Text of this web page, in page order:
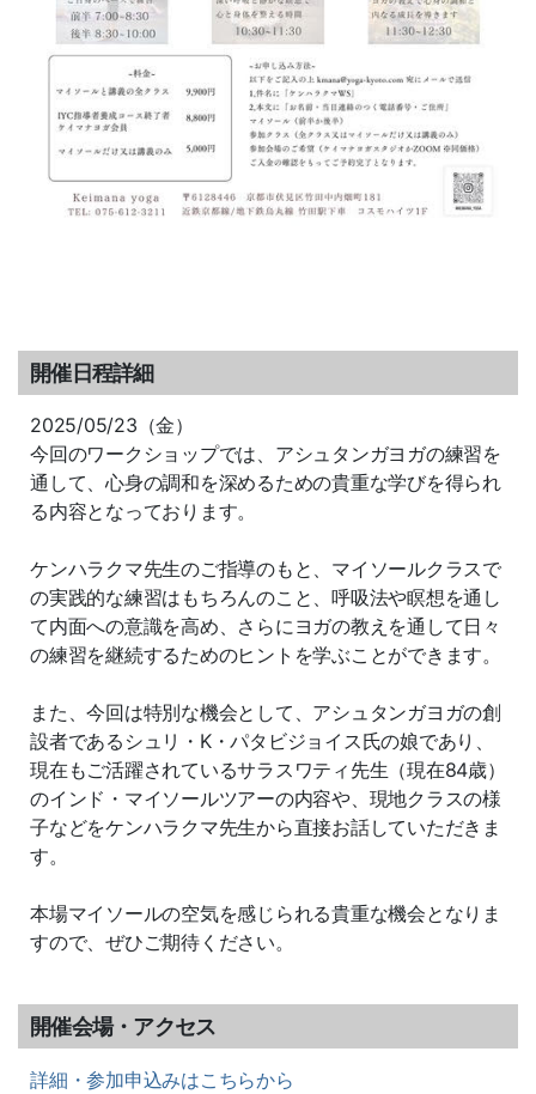
開催日程詳細
2025/05/23（金）
今回のワークショップでは、アシュタンガヨガの練習を
通して、心身の調和を深めるための貴重な学びを得られ
る内容となっております。
ケンハラクマ先生のご指導のもと、マイソールクラスで
の実践的な練習はもちろんのこと、呼吸法や瞑想を通し
て内面への意識を高め、さらにヨガの教えを通して日々
の練習を継続するためのヒントを学ぶことができます。
また、今回は特別な機会として、アシュタンガヨガの創
設者であるシュリ・K・パタビジョイス氏の娘であり、
現在もご活躍されているサラスワティ先生（現在84歳）
のインド・マイソールツアーの内容や、現地クラスの様
子などをケンハラクマ先生から直接お話していただきま
す。
本場マイソールの空気を感じられる貴重な機会となりま
すので、ぜひご期待ください。
開催会場・アクセス
詳細・参加申込みはこちらから